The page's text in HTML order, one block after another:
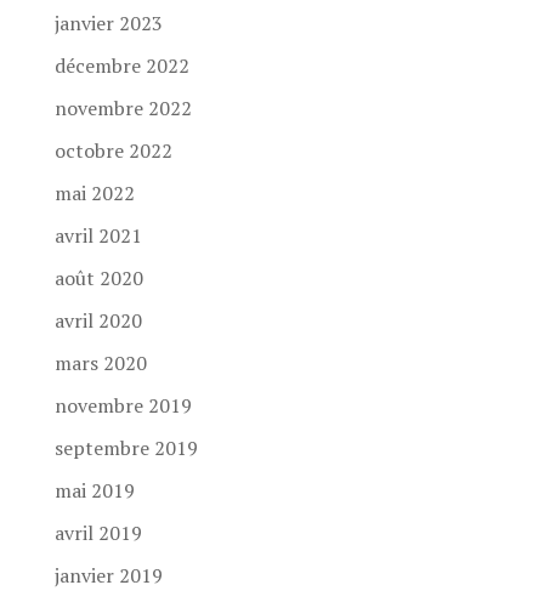
janvier 2023
décembre 2022
novembre 2022
octobre 2022
mai 2022
avril 2021
août 2020
avril 2020
mars 2020
novembre 2019
septembre 2019
mai 2019
avril 2019
janvier 2019